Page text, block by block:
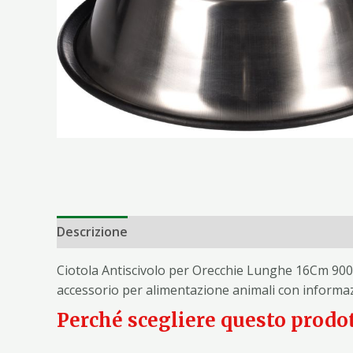
Descrizione
Ciotola Antiscivolo per Orecchie Lunghe 16Cm
accessorio per alimentazione animali con
Perché scegliere questo